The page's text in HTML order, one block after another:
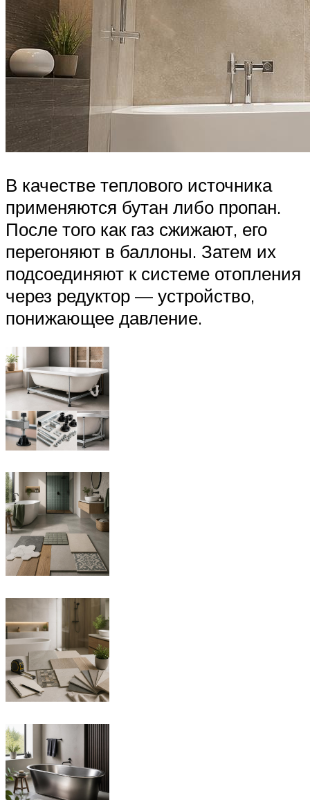
В качестве теплового источника
применяются бутан либо пропан.
После того как газ сжижают, его
перегоняют в баллоны. Затем их
подсоединяют к системе отопления
через редуктор — устройство,
понижающее давление.